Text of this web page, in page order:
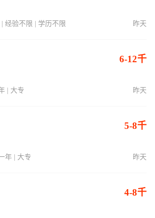
经验不限 | 学历不限 昨天
6-12千
| 大专 昨天
5-8千
年 | 大专 昨天
4-8千